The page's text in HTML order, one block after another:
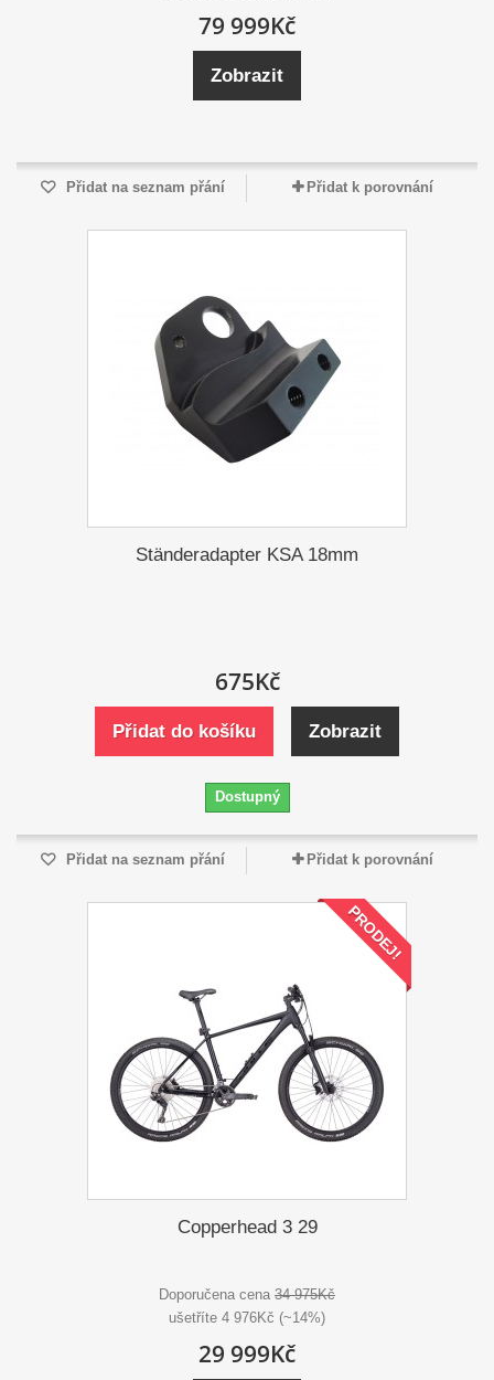
79 999Kč
Zobrazit
Přidat na seznam přání Přidat k porovnání
Ständeradapter KSA 18mm
675Kč
Přidat do košíku Zobrazit
Dostupný
Přidat na seznam přání Přidat k porovnání
PRODEJ!
Copperhead 3 29
Doporučena cena 34 975Kč
ušetříte 4 976Kč (~14%)
29 999Kč